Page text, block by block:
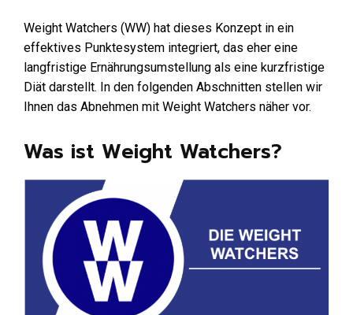
Weight Watchers (WW) hat dieses Konzept in ein
effektives Punktesystem integriert, das eher eine
langfristige Ernährungsumstellung als eine kurzfristige
Diät darstellt. In den folgenden Abschnitten stellen wir
Ihnen das Abnehmen mit Weight Watchers näher vor.
Was ist Weight Watchers?